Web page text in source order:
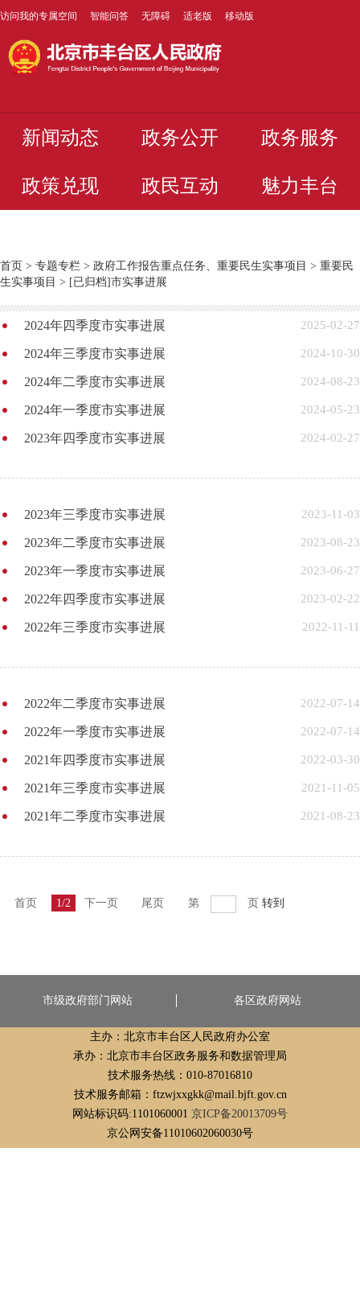
访问我的专属空间 智能问答 无障碍 适老版 移动版
新闻动态 政务公开 政务服务
政策兑现 政民互动 魅力丰台
首页 > 专题专栏 > 政府工作报告重点任务、重要民生实事项目 > 重要民
生实事项目 > [已归档]市实事进展
2024年四季度市实事进展 2025-02-27
2024年三季度市实事进展 2024-10-30
2024年二季度市实事进展 2024-08-23
2024年一季度市实事进展 2024-05-23
2023年四季度市实事进展 2024-02-27
2023年三季度市实事进展 2023-11-03
2023年二季度市实事进展 2023-08-23
2023年一季度市实事进展 2023-06-27
2022年四季度市实事进展 2023-02-22
2022年三季度市实事进展 2022-11-11
2022年二季度市实事进展 2022-07-14
2022年一季度市实事进展 2022-07-14
2021年四季度市实事进展 2022-03-30
2021年三季度市实事进展 2021-11-05
2021年二季度市实事进展 2021-08-23
首页 1/2 下一页 尾页 第 页 转到
市级政府部门网站 各区政府网站
主办：北京市丰台区人民政府办公室
承办：北京市丰台区政务服务和数据管理局
技术服务热线：010-87016810
技术服务邮箱：ftzwjxxgkk@mail.bjft.gov.cn
网站标识码:1101060001 京ICP备20013709号
京公网安备11010602060030号